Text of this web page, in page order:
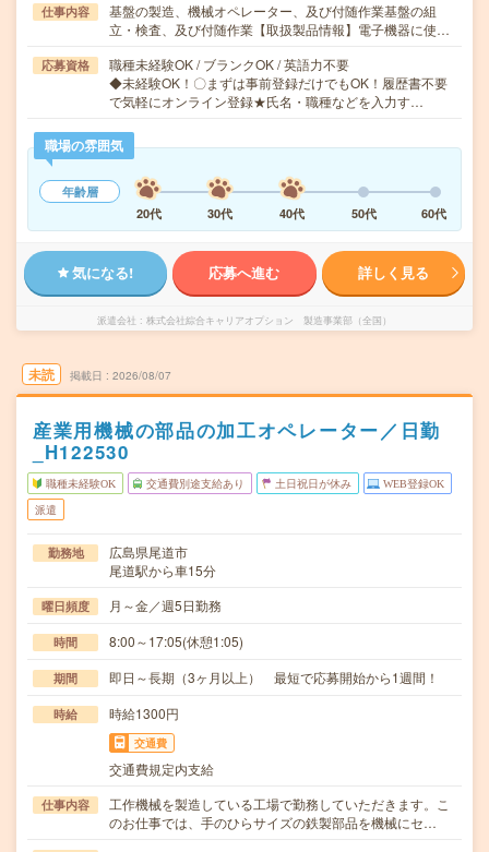
仕事内容
基盤の製造、機械オペレーター、及び付随作業基盤の組
立・検査、及び付随作業【取扱製品情報】電子機器に使…
応募資格
職種未経験OK / ブランクOK / 英語力不要
◆未経験OK！〇まずは事前登録だけでもOK！履歴書不要
で気軽にオンライン登録★氏名・職種などを入力す…
職場の雰囲気
年齢層
20代
30代 40代 50代 60代
気になる! 応募へ進む 詳しく見る
派遣会社 株式会社綜合キャリアオプション 製造事業部（全国）
未読 掲載日 2026/08/07
産業用機械の部品の加工オペレーター／日勤
_H122530
職種未経験OK 交通費別途支給あり 土日祝日が休み WEB登録OK
派遣
勤務地
広島県尾道市
尾道駅から車15分
曜日頻度 月～金／週5日勤務
時間 8:00～17:05(休憩1:05)
期間 即日～長期（3ヶ月以上） 最短で応募開始から1週間！
時給 時給1300円
交通費
交通費規定内支給
仕事内容
工作機械を製造している工場で勤務していただきます。こ
のお仕事では、手のひらサイズの鉄製部品を機械にセ…